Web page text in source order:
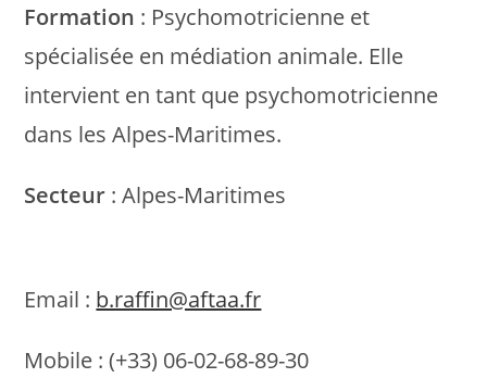
Formation : Psychomotricienne et
spécialisée en médiation animale. Elle
intervient en tant que psychomotricienne
dans les Alpes-Maritimes.
Secteur : Alpes-Maritimes
Email : b.raffin@aftaa.fr
Mobile : (+33) 06-02-68-89-30